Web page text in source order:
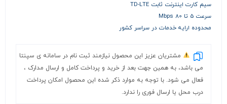
سیم کارت اینترنت ثابت TD-LTE
سرعت 5 تا 80 Mbps
محدوده ارایه خدمات در سراسر کشور
مشتریان عزیز این محصول نیازمند ثبت نام در سامانه ی سپنتا
می باشد، به همین جهت بعد از خرید و پرداخت کامل و ارسال مدارک ،
فعال می شود. با توجه به موارد ذکر شده این محصول امکان پرداخت
درب محل یا ارسال فوری را ندارد.